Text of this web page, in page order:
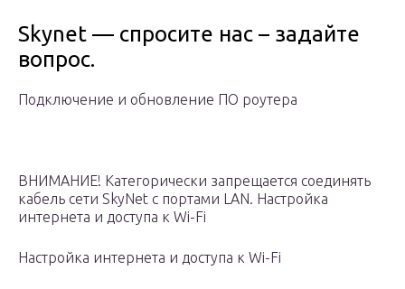
Skynet — спросите нас – задайте
вопрос.
Подключение и обновление ПО роутера
ВНИМАНИЕ! Категорически запрещается соединять
кабель сети SkyNet с портами LAN. Настройка
интернета и доступа к Wi-Fi
Настройка интернета и доступа к Wi-Fi